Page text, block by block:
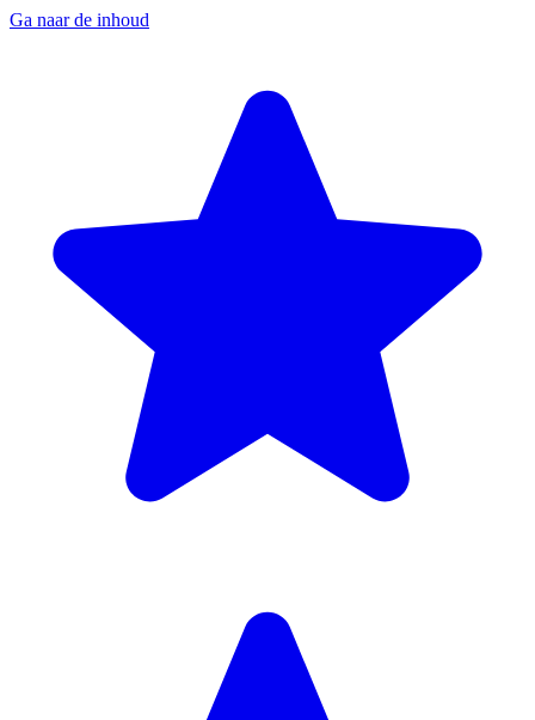
Ga naar de inhoud